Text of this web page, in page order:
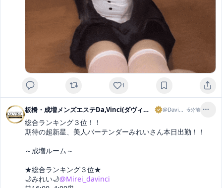
1
板橋・成増メンズエステDa,Vinci(ダヴィンチ) @Davinci ·6分前
総合ランキング３位！！
期待の超新星、美人バーテンダーみれいさん本日出勤！！
～成増ルーム～
★総合ランキング３位★
🌙みれい🌙@Mirei_davinci